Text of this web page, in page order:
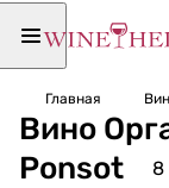
Главная
Вино
Ponsot
8